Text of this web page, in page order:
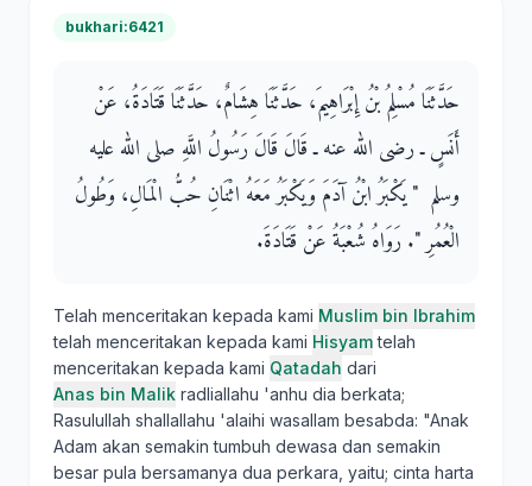
bukhari:6421
حَدَّثَنَا مُسْلِمُ بْنُ إِبْرَاهِيمَ، حَدَّثَنَا هِشَامٌ، حَدَّثَنَا قَتَادَةُ، عَنْ
أَنَسٍ ـ رضى الله عنه ـ قَالَ قَالَ رَسُولُ اللَّهِ صلى الله عليه
وسلم ‏ "‏ يَكْبَرُ ابْنُ آدَمَ وَيَكْبَرُ مَعَهُ اثْنَانِ حُبُّ الْمَالِ، وَطُولُ
الْعُمُرِ ‏"‏‏.‏ رَوَاهُ شُعْبَةُ عَنْ قَتَادَةَ‏.‏
Telah menceritakan kepada kami Muslim bin Ibrahim
telah menceritakan kepada kami Hisyamtelah
menceritakan kepada kami Qatadah dari
Anas bin Malik radliallahu 'anhu dia berkata;
Rasulullah shallallahu 'alaihi wasallam besabda: "Anak
Adam akan semakin tumbuh dewasa dan semakin
besar pula bersamanya dua perkara, yaitu; cinta harta